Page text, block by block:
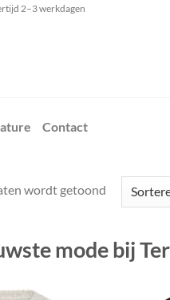
2–3 werkdagen
Contact
wordt getoondGesorteerd
mode bij